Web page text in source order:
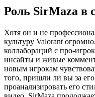
Роль SirMaza в
Хотя он и не
культуру Valorant
коллабораций с
инсайты и живые
новым игрокам
того, пришли ли вы за
проанализировать его